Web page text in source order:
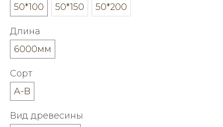
50*100
50*150 50*200
Длина
6000мм
Сорт
A-B
Вид древесины